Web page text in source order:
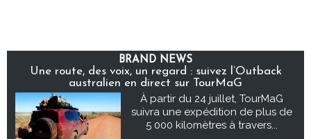
BRAND NEWS
Une route, des voix, un regard : suivez l’Outback
australien en direct sur TourMaG
À partir du 24 juillet, TourMaG
suivra une expédition de plus de
5 000 kilomètres à travers...